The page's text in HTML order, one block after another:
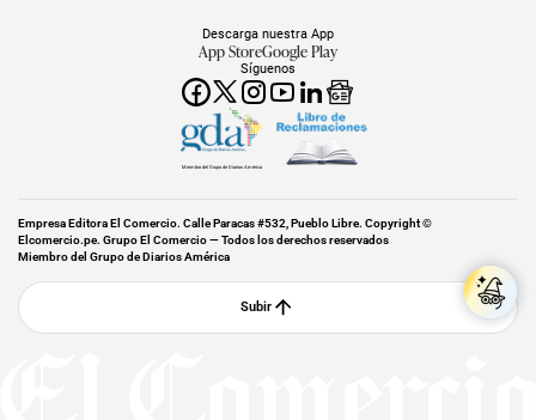
Síguenos
Descarga nuestra App
App StoreGoogle Play
Miembro del Grupo de Diarios América
Empresa Editora El Comercio. Calle Paracas #532, Pueblo Libre. Copyright ©
Elcomercio.pe. Grupo El Comercio — Todos los derechos reservados
Miembro del Grupo de Diarios América
Subir